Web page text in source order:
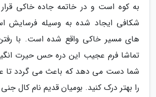
به کوه است و در خاتمه جاده خاکی قرار
شکافی ایجاد شده به وسیله فرسایش
های مسیر خاکی واقع شده است. با
تماشا فرم عجیب این دره حس حیرت
شما دست می دهد که باعث می گردد تا
را بهتر درک کنید. بومیان قدیم نام کال